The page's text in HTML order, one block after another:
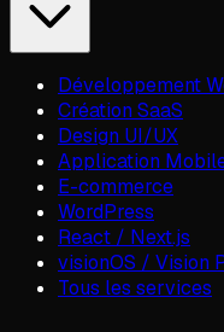
Développement
Création SaaS
Design UI/UX
Application
E-commerce
WordPress
React / Next.js
visionOS / Vision
Tous les services